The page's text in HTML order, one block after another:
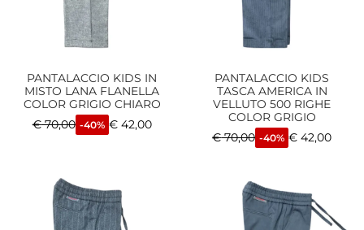
PANTALACCIO KIDS IN
MISTO LANA FLANELLA
COLOR GRIGIO CHIARO
€70,00 -40% €42,00
PANTALACCIO KIDS
TASCA AMERICA IN
VELLUTO 500 RIGHE
COLOR GRIGIO
€70,00 -40% € 42,00